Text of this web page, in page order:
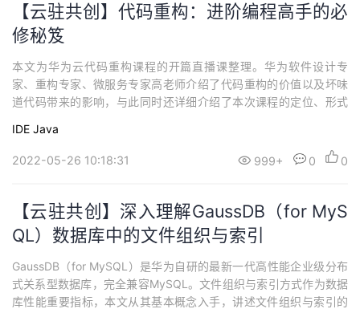
【云驻共创】代码重构：进阶编程高手的必
修秘笈
本文为华为云代码重构课程的开篇直播课整理。华为软件设计专
家、重构专家、微服务专家高老师介绍了代码重构的价值以及坏味
道代码带来的影响，与此同时还详细介绍了本次课程的定位、形式
索《代码坏味道识别与重构手法普及（Java）》进行学习。
IDE Java
2022-05-26 10:18:31 999+ 0 0
【云驻共创】深入理解GaussDB（for MyS
QL）数据库中的文件组织与索引
GaussDB（for MySQL）是华为自研的最新一代高性能企业级分布
式关系型数据库，完全兼容MySQL。文件组织与索引方式作为数据
库性能重要指标，本文从其基本概念入手，讲述文件组织与索引的